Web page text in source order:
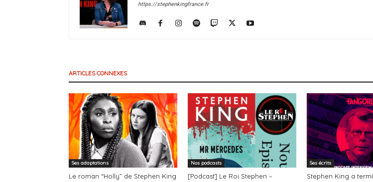
https://stephenkingfrance.fr
ARTICLES CONNEXES
Ses adaptations
Le roman “Holly” de Stephen King
Nos podcasts
[Podcast] Le Roi Stephen –
Ses écrits
Stephen King a